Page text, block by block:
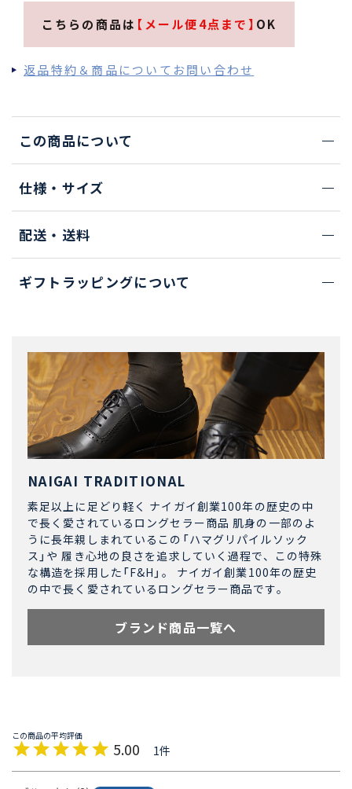
こちらの商品は 【メール便4点まで】 OK
返品特約＆商品についてお問い合わせ
この商品について
仕様・サイズ
配送・送料
ギフトラッピングについて
NAIGAI TRADITIONAL
素足以上に足どり軽く ナイガイ創業100年の歴史の中
で長く愛されているロングセラー商品 肌身の一部のよ
うに長年親しまれているこの「ハマグリパイルソック
ス」や 履き心地の良さを追求していく過程で、この特殊
な構造を採用した「F&H」。 ナイガイ創業100年の歴史
の中で長く愛されているロングセラー商品です。
ブランド商品一覧へ
5.00 1